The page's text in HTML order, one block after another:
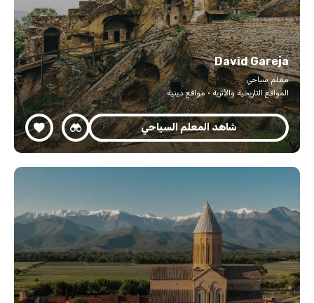
David Gareja
معلم سياحي
المواقع التاريخية والأثرية · مواقع دينية
شاهد المعلم السياحي